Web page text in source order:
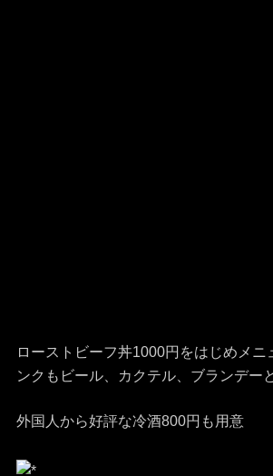
ローストビーフ丼1000円をはじめメニ
ンクもビール、カクテル、ブランデー
外国人から好評な冷酒800円も用意